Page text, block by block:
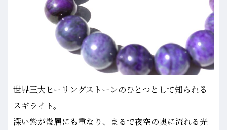
世界三大ヒーリングストーンのひとつとして知られる
スギライト。
深い紫が幾層にも重なり、まるで夜空の奥に流れる光